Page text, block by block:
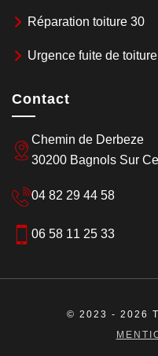
Réparation toiture 30
Urgence fuite de
Contact
Chemin de Derbeze
30200 Bagnols Sur
04 82 29 44 58
06 58 11 25 33
© 2023 - 2026